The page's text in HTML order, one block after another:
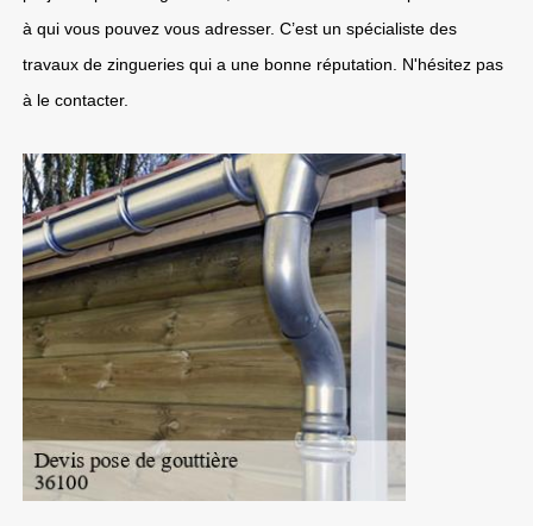
à qui vous pouvez vous adresser. C’est un spécialiste des
travaux de zingueries qui a une bonne réputation. N'hésitez pas
à le contacter.